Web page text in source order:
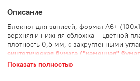
Описание
Блокнот для записей, формат А6+
верхняя и нижняя обложка – цветной
плотность 0,5 мм, с закругленными
синтетическая бумага ("каменная"
мкр, металлический гребень сверху.
Показать полностью